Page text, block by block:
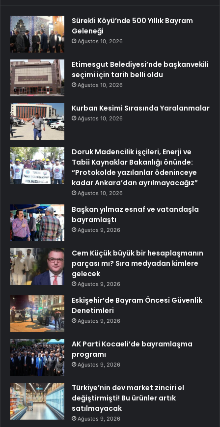
Sürekli Köyü’nde 500 Yıllık Bayram
Geleneği
Ağustos 10, 2026
Etimesgut Belediyesi’nde başkanvekili
seçimi için tarih belli oldu
Ağustos 10, 2026
Kurban Kesimi Sırasında Yaralanmalar
Ağustos 10, 2026
Doruk Madencilik işçileri, Enerji ve
Tabii Kaynaklar Bakanlığı önünde:
“Protokolde yazılanlar ödeninceye
kadar Ankara’dan ayrılmayacağız”
Ağustos 10, 2026
Başkan yılmaz esnaf ve vatandaşla
bayramlaştı
Ağustos 9, 2026
Cem Küçük büyük bir hesaplaşmanın
parçası mı? Sıra medyadan kimlere
gelecek
Ağustos 9, 2026
Eskişehir’de Bayram Öncesi Güvenlik
Denetimleri
Ağustos 9, 2026
AK Parti Kocaeli’de bayramlaşma
programı
Ağustos 9, 2026
Türkiye’nin dev market zinciri el
değiştirmişti! Bu ürünler artık
satılmayacak
Ağustos 9, 2026